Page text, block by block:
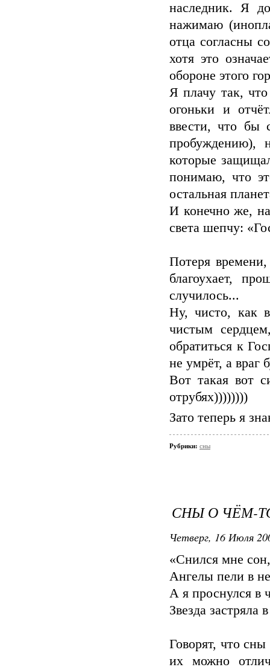
наследник. Я
нажимаю
отца согласны
хотя это
обороне этого
Я плачу так,
огоньки и
ввести, что бы
пробуждению),
которые
понимаю, что
остальная
И конечно же,
света шепчу:
Потеря
благоухает,
случилось...
Ну, чисто, как
чистым
обратиться к
не умрёт, а враг
Вот такая вот
отрубях))))))))
Зато теперь я
Рубрики: сны
СНЫ О ЧЁМ-
Четверг, 16 Июля
«Снился мне
Ангелы пели в
А я проснулся в
Звезда застряла
Говорят, что
их можно